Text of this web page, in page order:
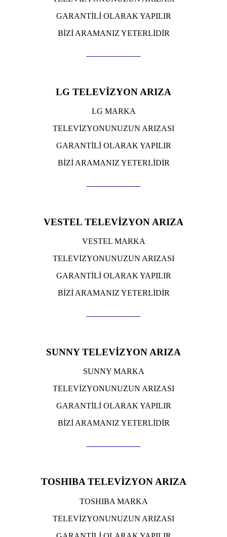
GARANTİLİ OLARAK YAPILIR
BİZİ ARAMANIZ YETERLİDİR
LG TELEVİZYON ARIZA
LG MARKA
TELEVİZYONUNUZUN ARIZASI
GARANTİLİ OLARAK YAPILIR
BİZİ ARAMANIZ YETERLİDİR
VESTEL TELEVİZYON ARIZA
VESTEL MARKA
TELEVİZYONUNUZUN ARIZASI
GARANTİLİ OLARAK YAPILIR
BİZİ ARAMANIZ YETERLİDİR
SUNNY TELEVİZYON ARIZA
SUNNY MARKA
TELEVİZYONUNUZUN ARIZASI
GARANTİLİ OLARAK YAPILIR
BİZİ ARAMANIZ YETERLİDİR
TOSHIBA TELEVİZYON ARIZA
TOSHIBA MARKA
TELEVİZYONUNUZUN ARIZASI